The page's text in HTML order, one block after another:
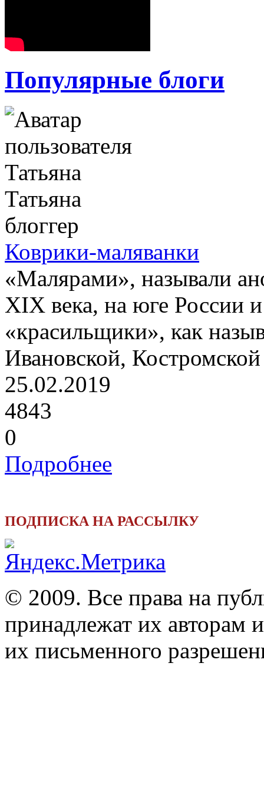
Популярные блоги
Татьяна
блоггер
Коврики-маляванки
«Малярами», называли
XIX века, на юге России
«красильщики», как
Ивановской,
25.02.2019
4843
0
Подробнее
ПОДПИСКА НА РАССЫЛКУ
© 2009. Все права на
принадлежат их авторам
их письменного